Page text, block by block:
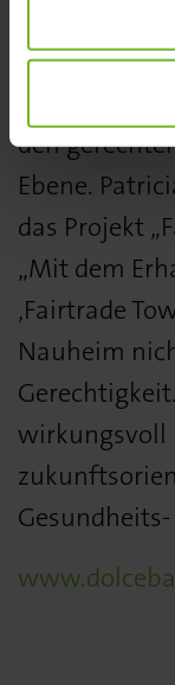
Partner
den
Ebene.
das Projekt
„Mit dem
‚Fairtrade
Nauheim
wirkungsvoll